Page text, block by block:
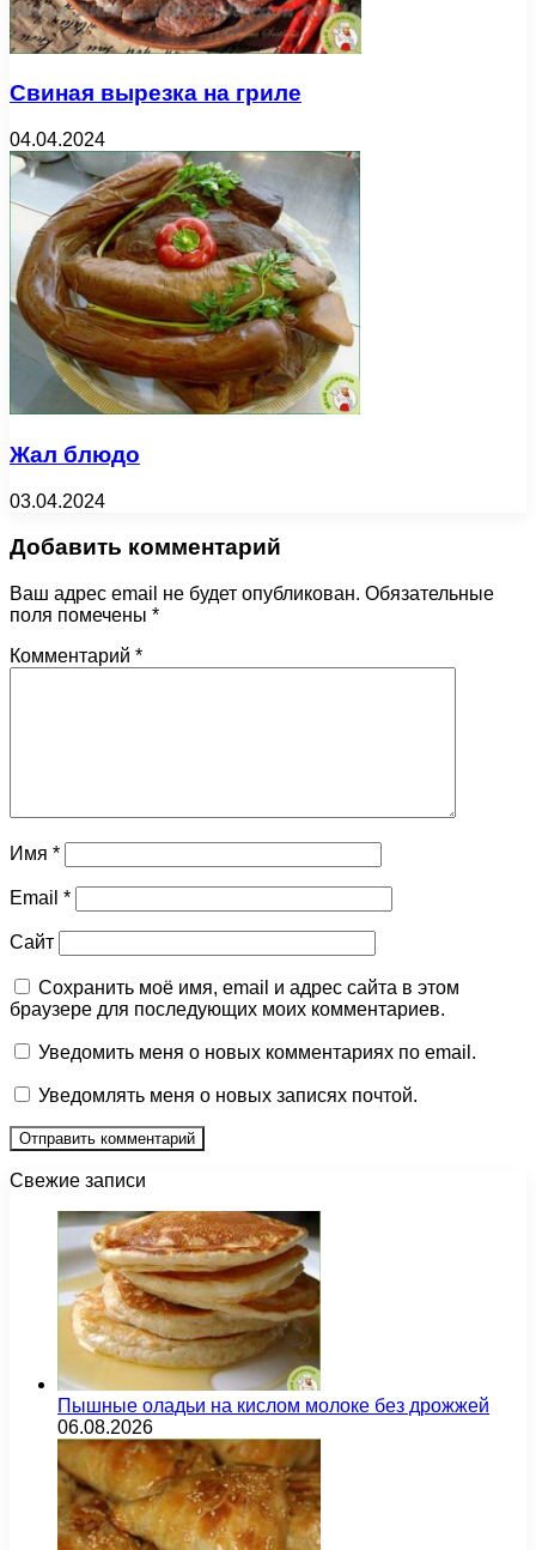
Свиная вырезка на гриле
04.04.2024
Жал блюдо
03.04.2024
Добавить комментарий
Ваш адрес email не будет опубликован. Обязательные
поля помечены *
Комментарий *
Имя *
Email *
Сайт
Сохранить моё имя, email и адрес сайта в этом
браузере для последующих моих комментариев.
Уведомить меня о новых комментариях по email.
Уведомлять меня о новых записях почтой.
Свежие записи
Пышные оладьи на кислом молоке без дрожжей
06.08.2026